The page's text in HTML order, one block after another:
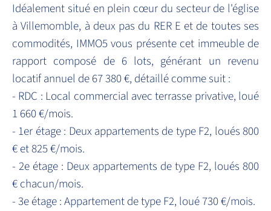
Idéalement situé en plein cœur du secteur de l'église
à Villemomble, à deux pas du RER E et de toutes ses
commodités, IMMO5 vous présente cet immeuble de
rapport composé de 6 lots, générant un revenu
locatif annuel de 67 380 €, détaillé comme suit :
- RDC : Local commercial avec terrasse privative, loué
1 660 €/mois.
- 1er étage : Deux appartements de type F2, loués 800
€ et 825 €/mois.
- 2e étage : Deux appartements de type F2, loués 800
€ chacun/mois.
- 3e étage : Appartement de type F2, loué 730 €/mois.